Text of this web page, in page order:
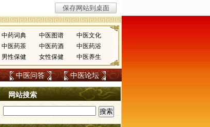
中药词典 中医图谱
中医文化
中医药茶 中医药酒
中医药浴
男性保健 女性保健 中医养生
中医问答 中医论坛
网站搜索